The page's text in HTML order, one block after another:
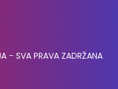
- SVA PRAVA ZADRŽANA